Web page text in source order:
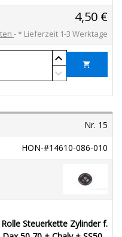
4,50 €
* Lieferzeit 1-3 Werktage
shopping_cart
Nr. 15
HON-#14610-086-010
Steuerkette Zylinder f.